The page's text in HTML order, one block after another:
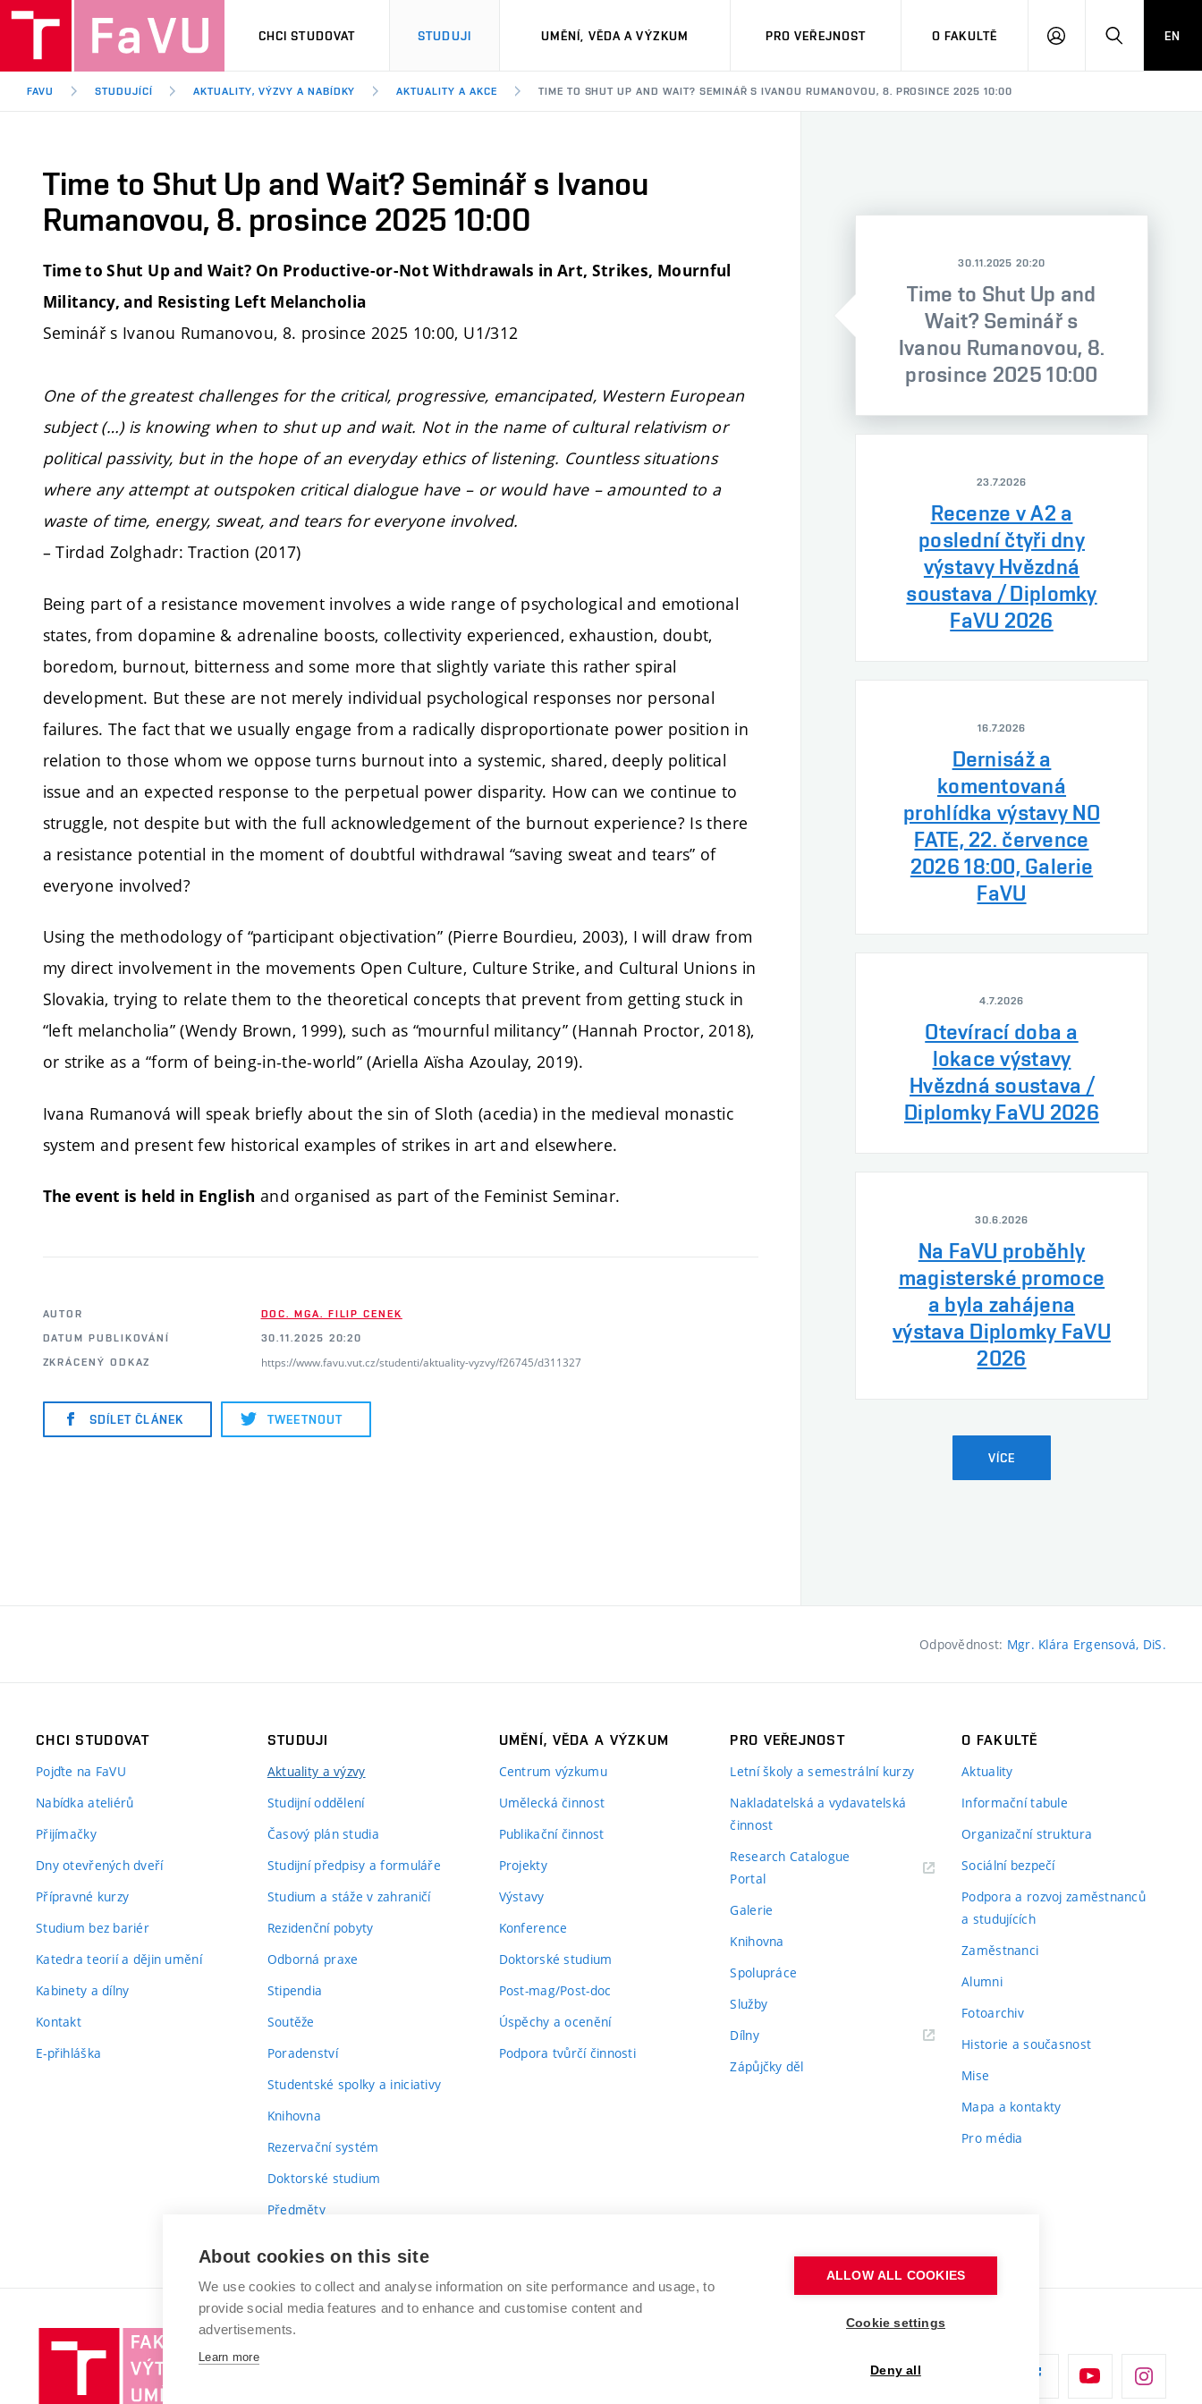
CHCI STUDOVAT STUDUJI UMĚNÍ, VĚDA A VÝZKUM PRO VEŘEJNOST O FAKULTĚ
PŘIHLÁSITHLEDAT
EN
FAVU STUDUJÍCÍ AKTUALITY, VÝZVY A NABÍDKY AKTUALITY A AKCE TIME TO SHUT UP AND WAIT? SEMINÁŘ S IVANOU RUMANOVOU, 8. PROSINCE 2025 10:00
Time to Shut Up and Wait? Seminář s Ivanou
Rumanovou, 8. prosince 2025 10:00
Time to Shut Up and Wait? On Productive-or-Not Withdrawals in Art, Strikes, Mournful
Militancy, and Resisting Left Melancholia
Seminář s Ivanou Rumanovou, 8. prosince 2025 10:00, U1/312
One of the greatest challenges for the critical, progressive, emancipated, Western European
subject (…) is knowing when to shut up and wait. Not in the name of cultural relativism or
political passivity, but in the hope of an everyday ethics of listening. Countless situations
where any attempt at outspoken critical dialogue have – or would have – amounted to a
waste of time, energy, sweat, and tears for everyone involved.
– Tirdad Zolghadr: Traction (2017)
Being part of a resistance movement involves a wide range of psychological and emotional
states, from dopamine & adrenaline boosts, collectivity experienced, exhaustion, doubt,
boredom, burnout, bitterness and some more that slightly variate this rather spiral
development. But these are not merely individual psychological responses nor personal
failures. The fact that we usually engage from a radically disproportionate power position in
relation to those whom we oppose turns burnout into a systemic, shared, deeply political
issue and an expected response to the perpetual power disparity. How can we continue to
struggle, not despite but with the full acknowledgement of the burnout experience? Is there
a resistance potential in the moment of doubtful withdrawal “saving sweat and tears” of
everyone involved?
Using the methodology of “participant objectivation” (Pierre Bourdieu, 2003), I will draw from
my direct involvement in the movements Open Culture, Culture Strike, and Cultural Unions in
Slovakia, trying to relate them to the theoretical concepts that prevent from getting stuck in
“left melancholia” (Wendy Brown, 1999), such as “mournful militancy” (Hannah Proctor, 2018),
or strike as a “form of being-in-the-world” (Ariella Aïsha Azoulay, 2019).
Ivana Rumanová will speak briefly about the sin of Sloth (acedia) in the medieval monastic
system and present few historical examples of strikes in art and elsewhere.
The event is held in English and organised as part of the Feminist Seminar.
AUTOR
DOC. MGA. FILIP CENEK
DATUM PUBLIKOVÁNÍ
30.11.2025 20:20
ZKRÁCENÝ ODKAZ
https://www.favu.vut.cz/studenti/aktuality-vyzvy/f26745/d311327
SDÍLET ČLÁNEK TWEETNOUT
30.11.2025 20:20
Time to Shut Up and
Wait? Seminář s
Ivanou Rumanovou, 8.
prosince 2025 10:00
23.7.2026
Recenze v A2 a
poslední čtyři dny
výstavy Hvězdná
soustava / Diplomky
FaVU 2026
16.7.2026
Dernisáž a
komentovaná
prohlídka výstavy NO
FATE, 22. července
2026 18:00, Galerie
FaVU
4.7.2026
Otevírací doba a
lokace výstavy
Hvězdná soustava /
Diplomky FaVU 2026
30.6.2026
Na FaVU proběhly
magisterské promoce
a byla zahájena
výstava Diplomky FaVU
2026
VÍCE
Odpovědnost: Mgr. Klára Ergensová, DiS.
CHCI STUDOVAT
Pojďte na FaVU
Nabídka ateliérů
Přijímačky
Dny otevřených dveří
Přípravné kurzy
Studium bez bariér
Katedra teorií a dějin umění
Kabinety a dílny
Kontakt
E-přihláška
STUDUJI
Aktuality a výzvy
Studijní oddělení
Časový plán studia
Studijní předpisy a formuláře
Studium a stáže v zahraničí
Rezidenční pobyty
Odborná praxe
Stipendia
Soutěže
Poradenství
Studentské spolky a iniciativy
Knihovna
Rezervační systém
Doktorské studium
Předměty
UMĚNÍ, VĚDA A VÝZKUM
Centrum výzkumu
Umělecká činnost
Publikační činnost
Projekty
Výstavy
Konference
Doktorské studium
Post-mag/Post-doc
Úspěchy a ocenění
Podpora tvůrčí činnosti
PRO VEŘEJNOST
Letní školy a semestrální kurzy
Nakladatelská a vydavatelská
činnost
Research Catalogue
Portal
Galerie
Knihovna
Spolupráce
Služby
Dílny
Zápůjčky děl
O FAKULTĚ
Aktuality
Informační tabule
Organizační struktura
Sociální bezpečí
Podpora a rozvoj zaměstnanců
a studujících
Zaměstnanci
Alumni
Fotoarchiv
Historie a současnost
Mise
Mapa a kontakty
Pro média
Vysoké
About cookies on this site
We use cookies to collect and analyse information on site performance and usage, to
provide social media features and to enhance and customise content and
advertisements.
Learn more
ALLOW ALL COOKIES
Cookie settings
Deny all